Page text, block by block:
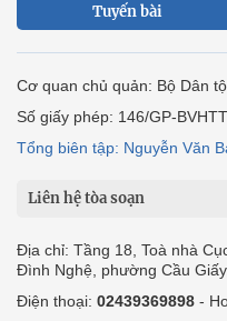
Tuyến bài
Cơ quan chủ quản: Bộ Dân
Số giấy phép: 146/GP-
Tổng biên tập: Nguyễn Văn
Liên hệ tòa soạn
Địa chỉ: Tầng 18, Toà nhà
Đình Nghệ, phường Cầu
Điện thoại: 02439369898 -